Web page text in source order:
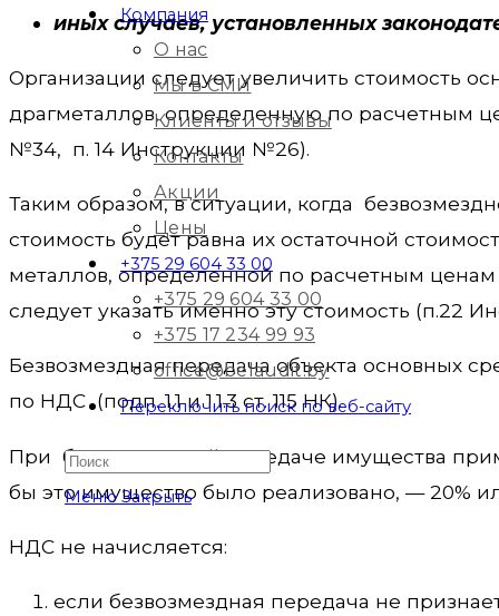
Компания
О нас
Мы в СМИ
Клиенты и отзывы
Контакты
Акции
Цены
+375 29 604 33 00
+375 29 604 33 00
+375 17 234 99 93
office@belaudit.by
Переключить поиск по веб-сайту
Меню Закрыть
иных случаев, установленных
Организации следует увеличить стоимость
драгметаллов, определенную по расчетным
№34, п. 14 Инструкции №26).
Таким образом, в ситуации, когда
стоимость будет равна их остаточной
металлов, определенной по расчетным
следует указать именно эту стоимость (п.22
Безвозмездная передача объекта основных
по НДС (подп. 1.1 и 1.1.3 ст. 115 НК).
При безвозмездной передаче имущества
бы это имущество было реализовано, — 20%
НДС не начисляется:
если безвозмездная передача не